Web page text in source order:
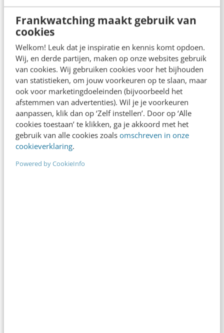
Frankwatching maakt gebruik van
cookies
Welkom! Leuk dat je inspiratie en kennis komt opdoen.
Wij, en derde partijen, maken op onze websites gebruik
van cookies. Wij gebruiken cookies voor het bijhouden
van statistieken, om jouw voorkeuren op te slaan, maar
ook voor marketingdoeleinden (bijvoorbeeld het
afstemmen van advertenties). Wil je je voorkeuren
aanpassen, klik dan op ‘Zelf instellen’. Door op ‘Alle
cookies toestaan’ te klikken, ga je akkoord met het
gebruik van alle cookies zoals omschreven in onze
cookieverklaring.
Powered by CookieInfo
ALLE ARTIKELEN
De 5 A’s voor werkzoekenden: word een
online persoonlijkheid
In Nederland is de term werkzoekend helemaal
ingeburgerd. Toch vind ik dit een inadequate term.
"Zoekt en gij zult vinden." Ja, ja.…
Jeanet Bathoorn· 13 jaar geleden